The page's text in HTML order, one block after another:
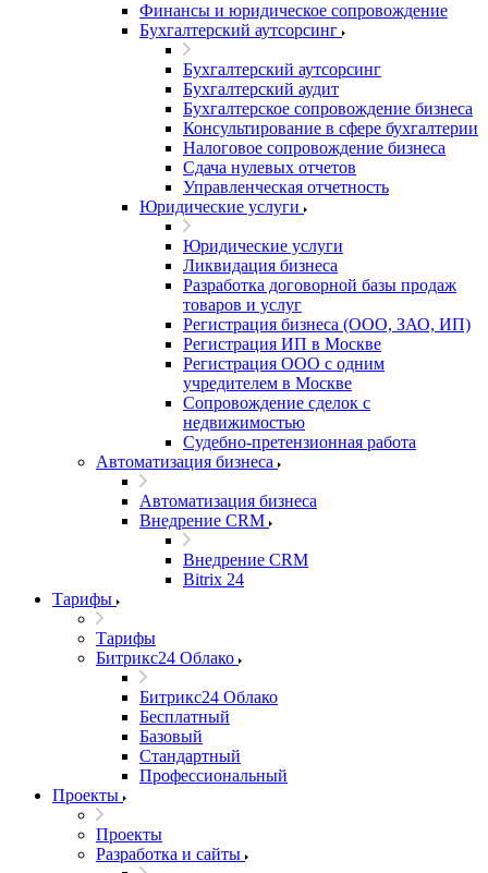
Финансы и юридическое сопровождение
Бухгалтерский аутсорсинг
Бухгалтерский аутсорсинг
Бухгалтерский аудит
Бухгалтерское сопровождение бизнеса
Консультирование в сфере бухгалтерии
Налоговое сопровождение бизнеса
Сдача нулевых отчетов
Управленческая отчетность
Юридические услуги
Юридические услуги
Ликвидация бизнеса
Разработка договорной базы продаж
товаров и услуг
Регистрация бизнеса (ООО, ЗАО, ИП)
Регистрация ИП в Москве
Регистрация ООО с одним
учредителем в Москве
Сопровождение сделок с
недвижимостью
Судебно-претензионная работа
Автоматизация бизнеса
Автоматизация бизнеса
Внедрение CRM
Внедрение CRM
Bitrix 24
Тарифы
Тарифы
Битрикс24 Облако
Битрикс24 Облако
Бесплатный
Базовый
Стандартный
Профессиональный
Проекты
Проекты
Разработка и сайты